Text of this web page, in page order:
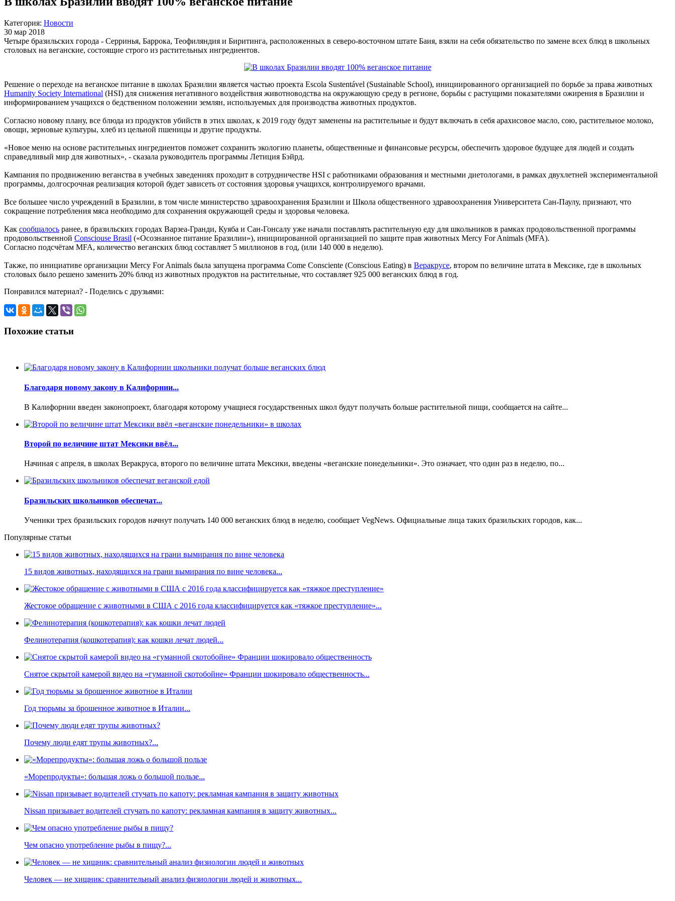
Категория: Новости
30 мар 2018
Четыре бразильских города - Серринья, Баррока, Теофиляндия и Биритинга, расположенных в северо-восточном штате Баия, взяли на себя обязательство по замене всех блюд в школьных
столовых на веганские, состоящие строго из растительных ингредиентов.
Решение о переходе на веганское питание в школах Бразилии является частью проекта Escola Sustentável (Sustainable School), инициированного организацией по борьбе за права животных
Humanity Society International (HSI) для снижения негативного воздействия животноводства на окружающую среду в регионе, борьбы с растущими показателями ожирения в Бразилии и
информированием учащихся о бедственном положении землян, используемых для производства животных продуктов.
Согласно новому плану, все блюда из продуктов убийств в этих школах, к 2019 году будут заменены на растительные и будут включать в себя арахисовое масло, сою, растительное молоко,
овощи, зерновые культуры, хлеб из цельной пшеницы и другие продукты.
«Новое меню на основе растительных ингредиентов поможет сохранить экологию планеты, общественные и финансовые ресурсы, обеспечить здоровое будущее для людей и создать
справедливый мир для животных», - сказала руководитель программы Летиция Бэйрд.
Кампания по продвижению веганства в учебных заведениях проходит в сотрудничестве HSI с работниками образования и местными диетологами, в рамках двухлетней экспериментальной
программы, долгосрочная реализация которой будет зависеть от состояния здоровья учащихся, контролируемого врачами.
Все большее число учреждений в Бразилии, в том числе министерство здравоохранения Бразилии и Школа общественного здравоохранения Университета Сан-Паулу, признают, что
сокращение потребления мяса необходимо для сохранения окружающей среды и здоровья человека.
Как сообщалось ранее, в бразильских городах Варзеа-Гранди, Куяба и Сан-Гонсалу уже начали поставлять растительную еду для школьников в рамках продовольственной программы
продовольственной Consciouse Brasil («Осознанное питание Бразилии»), инициированной организацией по защите прав животных Mercy For Animals (MFA).
Согласно подсчётам MFA, количество веганских блюд составляет 5 миллионов в год, (или 140 000 в неделю).
Также, по инициативе организации Mercy For Animals была запущена программа Come Consciente (Conscious Eating) в Веракрусе, втором по величине штата в Мексике, где в школьных
столовых было решено заменить 20% блюд из животных продуктов на растительные, что составляет 925 000 веганских блюд в год.
Понравился материал? - Поделись с друзьями:
Похожие статьи
Благодаря новому закону в Калифорнии...
В Калифорнии введен законопроект, благодаря которому учащиеся государственных школ будут получать больше растительной пищи, сообщается на сайте...
Второй по величине штат Мексики ввёл...
Начиная с апреля, в школах Веракруса, второго по величине штата Мексики, введены «веганские понедельники». Это означает, что один раз в неделю, по...
Бразильских школьников обеспечат...
Ученики трех бразильских городов начнут получать 140 000 веганских блюд в неделю, сообщает VegNews. Официальные лица таких бразильских городов, как...
Популярные статьи
15 видов животных, находящихся на грани вымирания по вине человека...
Жестокое обращение с животными в США с 2016 года классифицируется как «тяжкое преступление»...
Фелинотерапия (кошкотерапия): как кошки лечат людей...
Снятое скрытой камерой видео на «гуманной скотобойне» Франции шокировало общественность...
Год тюрьмы за брошенное животное в Италии...
Почему люди едят трупы животных?...
«Морепродукты»: большая ложь о большой пользе...
Nissan призывает водителей стучать по капоту: рекламная кампания в защиту животных...
Чем опасно употребление рыбы в пищу?...
Человек — не хищник: сравнительный анализ физиологии людей и животных...